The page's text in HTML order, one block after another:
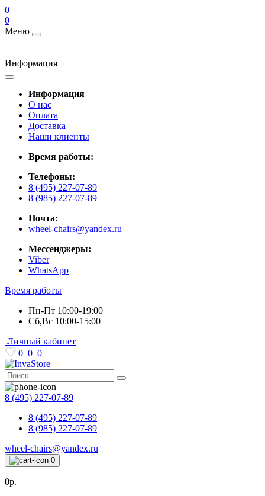
0
0
Меню
Информация
Информация
О нас
Оплата
Доставка
Наши клиенты
Время работы:
Телефоны:
8 (495) 227-07-89
8 (985) 227-07-89
Почта:
wheel-chairs@yandex.ru
Мессенджеры:
Viber
WhatsApp
Время работы
Пн-Пт 10:00-19:00
Сб,Вс 10:00-15:00
Личный кабинет
0 0 0
8 (495) 227-07-89
8 (495) 227-07-89
8 (985) 227-07-89
wheel-chairs@yandex.ru
0
0р.